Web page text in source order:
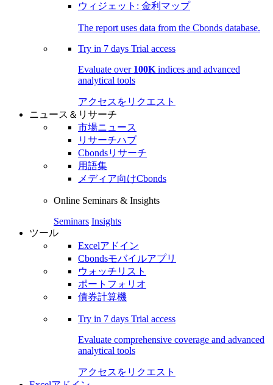
ウィジェット: 金利マップ
The report uses data from the Cbonds database.
Try in 7 days Trial access
Evaluate over 100K indices and advanced
analytical tools
アクセスをリクエスト
ニュース＆リサーチ
市場ニュース
リサーチハブ
Cbondsリサーチ
用語集
メディア向けCbonds
Online Seminars & Insights
Seminars Insights
ツール
Excelアドイン
Cbondsモバイルアプリ
ウォッチリスト
ポートフォリオ
債券計算機
Try in 7 days Trial access
Evaluate comprehensive coverage and advanced
analytical tools
アクセスをリクエスト